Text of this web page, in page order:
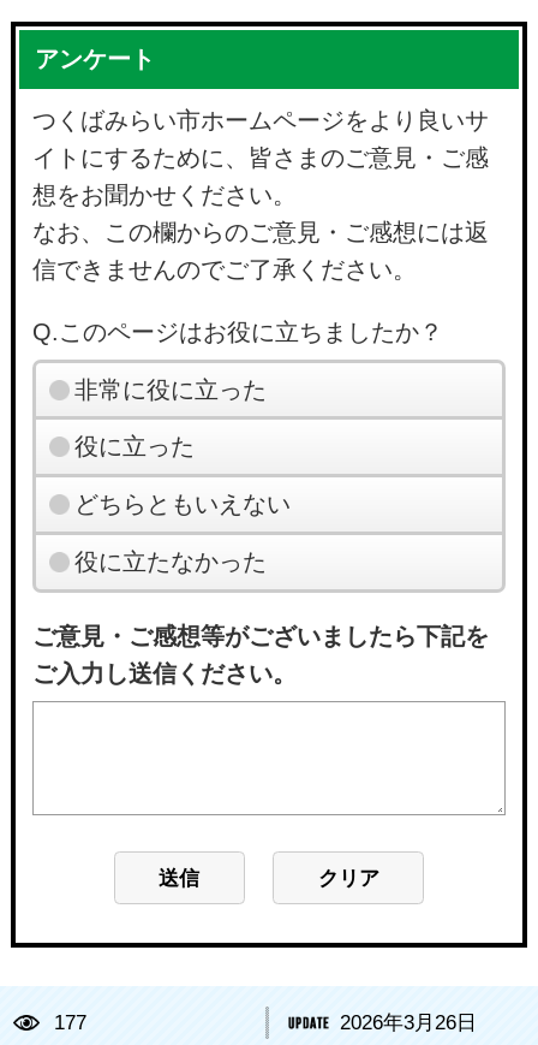
アンケート
つくばみらい市ホームページをより良いサ
イトにするために、皆さまのご意見・ご感
想をお聞かせください。
なお、この欄からのご意見・ご感想には返
信できませんのでご了承ください。
Q.このページはお役に立ちましたか？
非常に役に立った
役に立った
どちらともいえない
役に立たなかった
ご意見・ご感想等がございましたら下記を
ご入力し送信ください。
177 2026年3月26日